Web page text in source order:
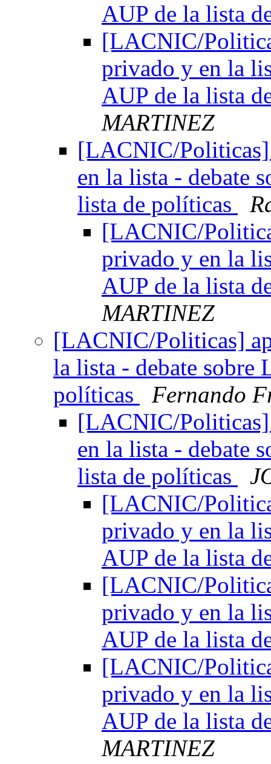
AUP de la lista
[LACNIC/
privado y en la
AUP de la lista
MARTINEZ
[LACNIC/Politicas]
en la lista - debate
lista de políticas
[LACNIC/
privado y en la
AUP de la lista
MARTINEZ
[LACNIC/Politicas]
la lista - debate sobre
políticas
Fernando
[LACNIC/Politicas]
en la lista - debate
lista de políticas
[LACNIC/
privado y en la
AUP de la lista
[LACNIC/
privado y en la
AUP de la lista
[LACNIC/
privado y en la
AUP de la lista
MARTINEZ